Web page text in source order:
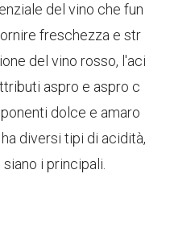
del vino che fun
freschezza e str
del vino rosso, l'aci
aspro e aspro c
dolce e amaro
diversi tipi di acidità,
i principali.